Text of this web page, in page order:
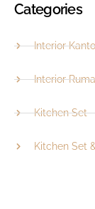
Categories
Interior
Interior
Kitchen Set
Kitchen Set